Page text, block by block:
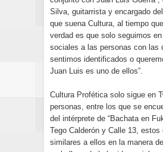
Silva, guitarrista y encargado
que suena Cultura, al tiempo
verdad es que solo seguimos
sociales a las personas con las
sentimos identificados o
Juan Luis es uno de ellos”.
Cultura Profética solo sigue en
personas, entre los que se
del intérprete de “Bachata en
Tego Calderón y Calle 13,
similares a ellos en la manera